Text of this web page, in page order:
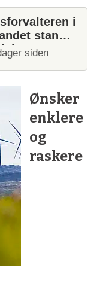
i
stanser
siden
Ønsker
enklere
og
raskere